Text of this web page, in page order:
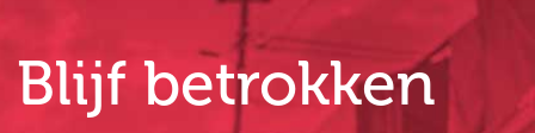
Blijf betrokken